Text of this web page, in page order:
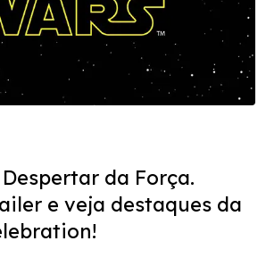
da Força.
e veja destaques da